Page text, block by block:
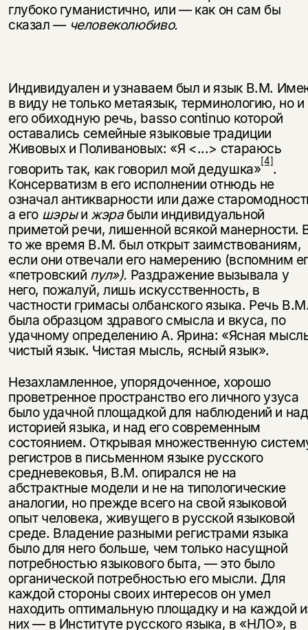
глубоко гуманистично, или — как он сам бы
сказал — человеколюбиво.
Индивидуален и узнаваем был и язык В.М.
в виду не только метаязык, терминологию, но и
его обиходную речь, basso continuo которой
оставались семейные языковые традиции
Живовых и Поливановых: «Я <...> стараюсь
говорить так, как говорил мой дедушка»[4].
Консерватизм в его исполнении отнюдь не
означал антикварности или даже
а его шэрыи жэрабыли индивидуальной
приметой речи, лишенной всякой манерности.
то же время В.М. был открыт заимствованиям,
если они отвечали его намерению (вспомним
«петровский пул»). Раздражение вызывала у
него, пожалуй, лишь искусственность, в
частности гримасы олбанского языка. Речь
была образцом здравого смысла и вкуса, по
удачному определению А. Ярина: «Ясная
чистый язык. Чистая мысль, ясный язык».
Незахламленное, упорядоченное, хорошо
проветренное пространство его личного узуса
было удачной площадкой для наблюдений и над
историей языка, и над его современным
состоянием. Открывая множественную
регистров в письменном языке русского
средневековья, В.М. опирался не на
абстрактные модели и не на типологические
аналогии, но прежде всего на свой языковой
опыт человека, живущего в русской языковой
среде. Вла­дение разными регистрами языка
было для него больше, чем только насущ­ной
потребностью языкового быта, — это было
органической потребностью его мысли. Для
каждой стороны своих интересов он умел
находить оптималь­ную площадку и на каждой
них — в Институте русского языка, в «НЛО», в